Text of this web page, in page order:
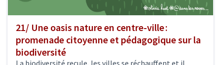
21/ Une oasis nature en centre-ville :
promenade citoyenne et pédagogique sur la
biodiversité
La biodiversité recule, les villes se réchauffent et il